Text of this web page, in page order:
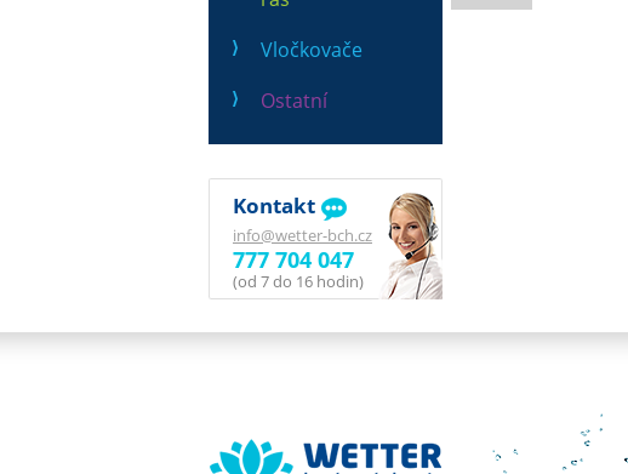
Vločkovače
Ostatní
Kontakt
info@wetter-bch.cz
777 704 047
(od 7 do 16 hodin)